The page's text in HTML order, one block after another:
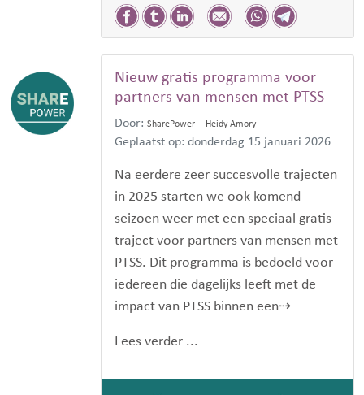
Nieuw gratis programma voor
partners van mensen met PTSS
Door: SharePower - Heidy Amory
Geplaatst op: donderdag 15 januari 2026
Na eerdere zeer succesvolle trajecten
in 2025 starten we ook komend
seizoen weer met een speciaal gratis
traject voor partners van mensen met
PTSS. Dit programma is bedoeld voor
iedereen die dagelijks leeft met de
impact van PTSS binnen een⇢
Lees verder ...